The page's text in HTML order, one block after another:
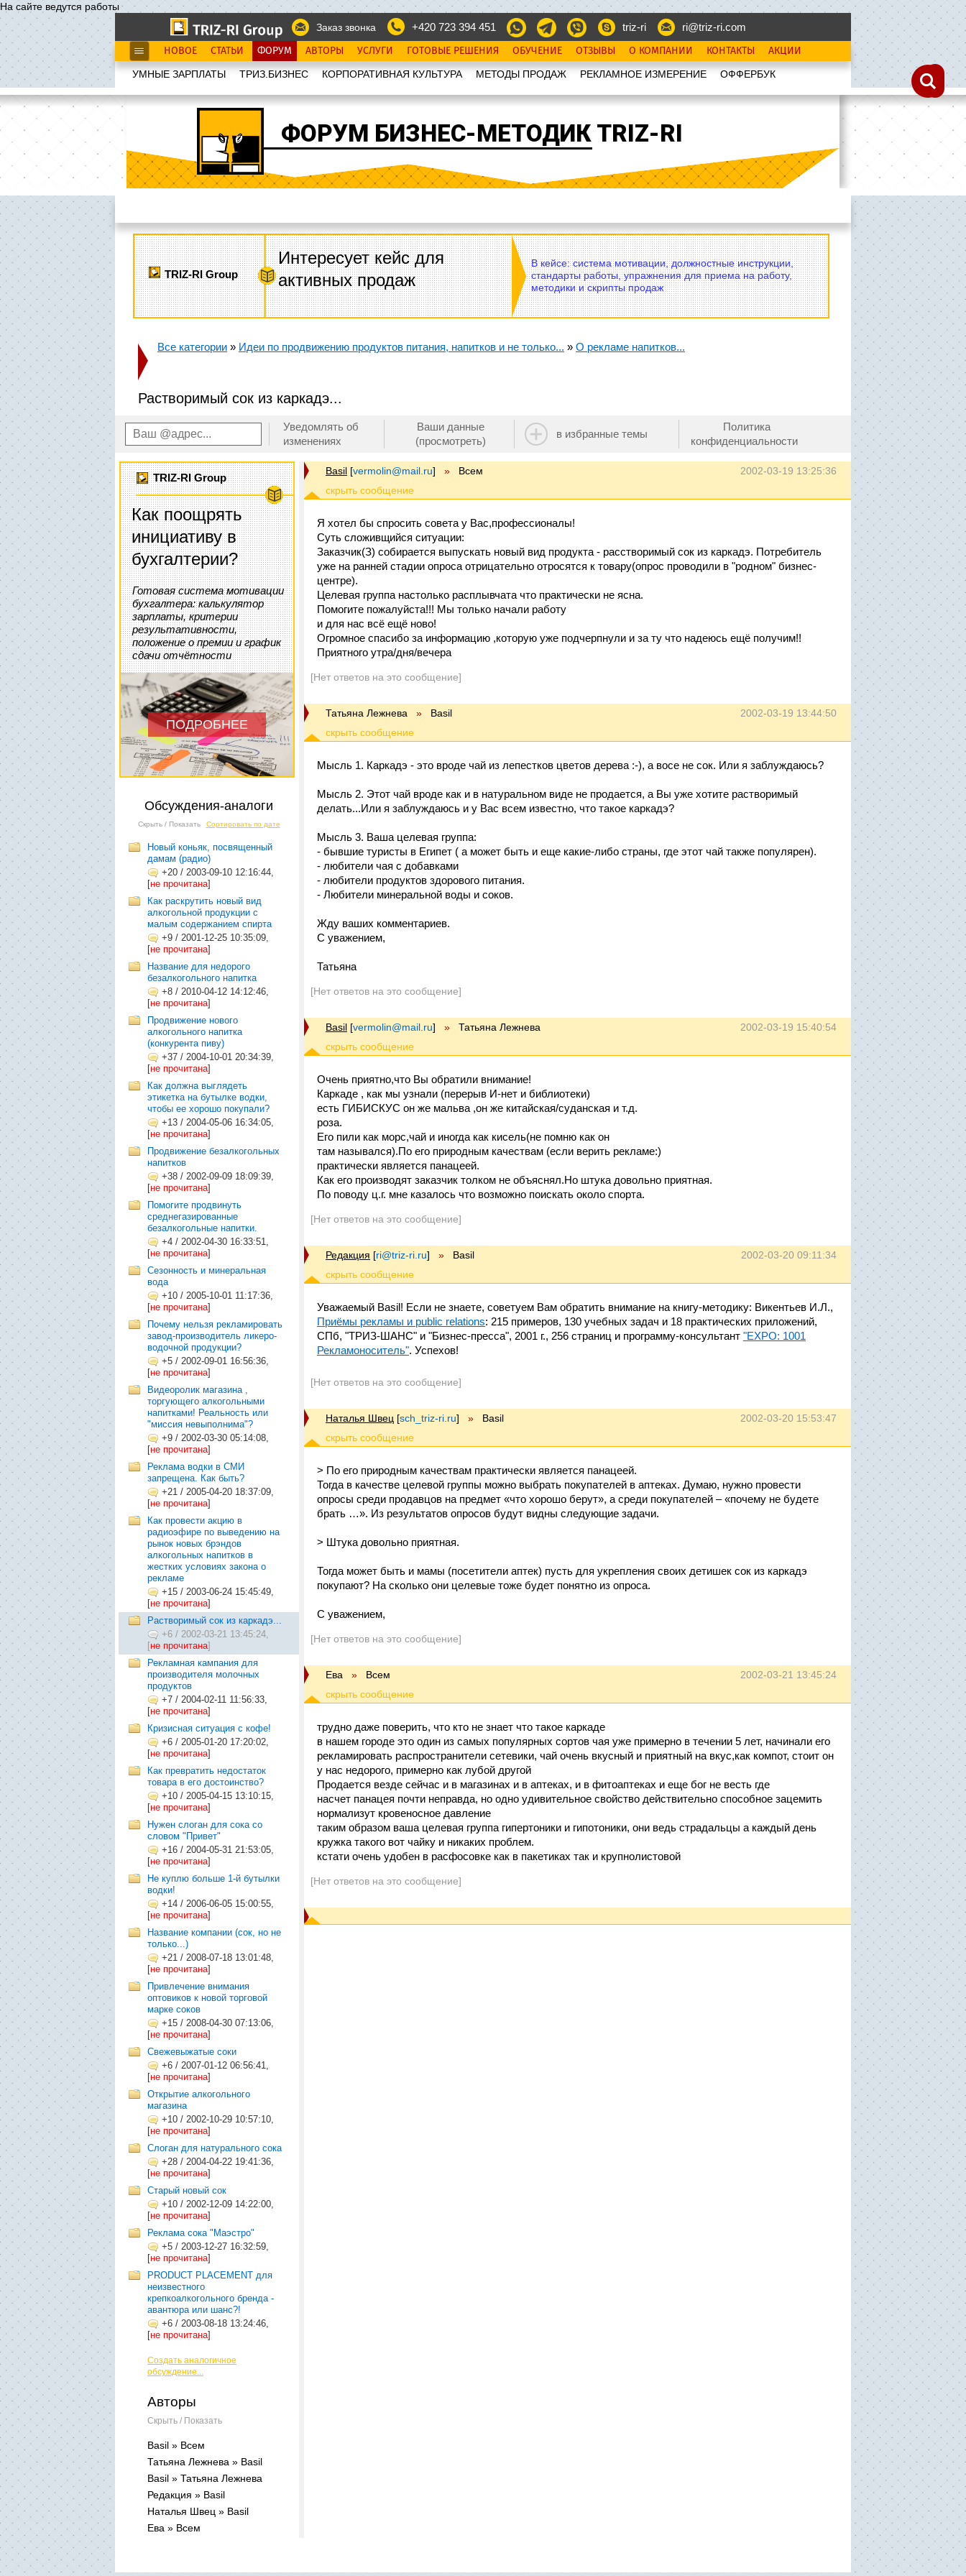
На сайте ведутся работы
Заказ звонка
+420 723 394 451 triz-ri ri@triz-ri.com
НОВОЕ СТАТЬИ ФОРУМ АВТОРЫ УСЛУГИ ГОТОВЫЕ РЕШЕНИЯ ОБУЧЕНИЕ ОТЗЫВЫ О КОМПАНИИ КОНТАКТЫ АКЦИИ
УМНЫЕ ЗАРПЛАТЫ ТРИЗ.БИЗНЕС КОРПОРАТИВНАЯ КУЛЬТУРА МЕТОДЫ ПРОДАЖ РЕКЛАМНОЕ ИЗМЕРЕНИЕ OФФЕРБУК
ФОРУМ БИЗНЕС-МЕТОДИК TRIZ-RI
TRIZ-RI Group
Интересует кейс для
активных продаж
В кейсе: система мотивации, должностные инструкции,
стандарты работы, упражнения для приема на работу,
методики и скрипты продаж
Все категории » Идеи по продвижению продуктов питания, напитков и не только... » О рекламе напитков...
Растворимый сок из каркадэ...
Уведомлять об
изменениях
Ваши данные
(просмотреть)
в избранные темы
Политика
конфиденциальности
TRIZ-RI Group
Как поощрять
инициативу в
бухгалтерии?
Готовая система мотивации
бухгалтера: калькулятор
зарплаты, критерии
результативности,
положение о премии и график
сдачи отчётности
ПОДРОБНЕЕ
Обсуждения-аналоги
Скрыть / Показать Сортировать по дате
Новый коньяк, посвященный
дамам (радио)
+20 / 2003-09-10 12:16:44,
[не прочитана]
Как раскрутить новый вид
алкогольной продукции с
малым содержанием спирта
+9 / 2001-12-25 10:35:09,
[не прочитана]
Название для недорого
безалкогольного напитка
+8 / 2010-04-12 14:12:46,
[не прочитана]
Продвижение нового
алкогольного напитка
(конкурента пиву)
+37 / 2004-10-01 20:34:39,
[не прочитана]
Как должна выглядеть
этикетка на бутылке водки,
чтобы ее хорошо покупали?
+13 / 2004-05-06 16:34:05,
[не прочитана]
Продвижение безалкогольных
напитков
+38 / 2002-09-09 18:09:39,
[не прочитана]
Помогите продвинуть
среднегазированные
безалкогольные напитки.
+4 / 2002-04-30 16:33:51,
[не прочитана]
Сезонность и минеральная
вода
+10 / 2005-10-01 11:17:36,
[не прочитана]
Почему нельзя рекламировать
завод-производитель ликеро-
водочной продукции?
+5 / 2002-09-01 16:56:36,
[не прочитана]
Видеоролик магазина ,
торгующего алкогольными
напитками! Реальность или
"миссия невыполнима"?
+9 / 2002-03-30 05:14:08,
[не прочитана]
Реклама водки в СМИ
запрещена. Как быть?
+21 / 2005-04-20 18:37:09,
[не прочитана]
Как провести акцию в
радиоэфире по выведению на
рынок новых брэндов
алкогольных напитков в
жестких условиях закона о
рекламе
+15 / 2003-06-24 15:45:49,
[не прочитана]
Растворимый сок из каркадэ...
+6 / 2002-03-21 13:45:24,
[не прочитана]
Рекламная кампания для
производителя молочных
продуктов
+7 / 2004-02-11 11:56:33,
[не прочитана]
Кризисная ситуация с кофе!
+6 / 2005-01-20 17:20:02,
[не прочитана]
Как превратить недостаток
товара в его достоинство?
+10 / 2005-04-15 13:10:15,
[не прочитана]
Нужен слоган для сока со
словом "Привет"
+16 / 2004-05-31 21:53:05,
[не прочитана]
Не куплю больше 1-й бутылки
водки!
+14 / 2006-06-05 15:00:55,
[не прочитана]
Название компании (сок, но не
только...)
+21 / 2008-07-18 13:01:48,
[не прочитана]
Привлечение внимания
оптовиков к новой торговой
марке соков
+15 / 2008-04-30 07:13:06,
[не прочитана]
Свежевыжатые соки
+6 / 2007-01-12 06:56:41,
[не прочитана]
Открытие алкогольного
магазина
+10 / 2002-10-29 10:57:10,
[не прочитана]
Слоган для натурального сока
+28 / 2004-04-22 19:41:36,
[не прочитана]
Старый новый сок
+10 / 2002-12-09 14:22:00,
[не прочитана]
Реклама сока "Маэстро"
+5 / 2003-12-27 16:32:59,
[не прочитана]
PRODUCT PLACEMENT для
неизвестного
крепкоалкогольного бренда -
авантюра или шанс?!
+6 / 2003-08-18 13:24:46,
[не прочитана]
Создать аналогичное
обсуждение...
Авторы
Скрыть / Показать
Basil » Всем
Татьяна Лежнева » Basil
Basil » Татьяна Лежнева
Редакция » Basil
Наталья Швец » Basil
Ева » Всем
2002-03-19 13:25:36
Basil [vermolin@mail.ru] » Всем
Я хотел бы спросить совета у Вас,профессионалы!
Суть сложивщийся ситуации:
Заказчик(З) собирается выпускать новый вид продукта - расстворимый сок из каркадэ. Потребитель
уже на ранней стадии опроса отрицательно отросятся к товару(опрос проводили в "родном" бизнес-
центре).
Целевая группа настолько расплывчата что практически не ясна.
Помогите пожалуйста!!! Мы только начали работу
и для нас всё ещё ново!
Огромное спасибо за информацию ,которую уже подчерпнули и за ту что надеюсь ещё получим!!
Приятного утра/дня/вечера
[Нет ответов на это сообщение]
2002-03-19 13:44:50
Татьяна Лежнева » Basil
Мысль 1. Каркадэ - это вроде чай из лепестков цветов дерева :-), а восе не сок. Или я заблуждаюсь?
Мысль 2. Этот чай вроде как и в натуральном виде не продается, а Вы уже хотите растворимый
делать...Или я заблуждаюсь и у Вас всем известно, что такое каркадэ?
Мысль 3. Ваша целевая группа:
- бывшие туристы в Египет ( а может быть и еще какие-либо страны, где этот чай также популярен).
- любители чая с добавками
- любители продуктов здорового питания.
- Любители минеральной воды и соков.
Жду ваших комментариев.
С уважением,
Татьяна
[Нет ответов на это сообщение]
2002-03-19 15:40:54
Basil [vermolin@mail.ru] » Татьяна Лежнева
Очень приятно,что Вы обратили внимание!
Каркаде , как мы узнали (перерыв И-нет и библиотеки)
есть ГИБИСКУС он же мальва ,он же китайская/суданская и т.д.
роза.
Его пили как морс,чай и иногда как кисель(не помню как он
там назывался).По его природным качествам (если верить рекламе:)
практически является панацеей.
Как его производят заказчик толком не объяснял.Но штука довольно приятная.
По поводу ц.г. мне казалось что возможно поискать около спорта.
[Нет ответов на это сообщение]
2002-03-20 09:11:34
Редакция [ri@triz-ri.ru] » Basil
Уважаемый Basil! Если не знаете, советуем Вам обратить внимание на книгу-методику: Викентьев И.Л.,
Приёмы рекламы и public relations: 215 примеров, 130 учебных задач и 18 практических приложений,
СПб, "ТРИЗ-ШАНС" и "Бизнес-пресса", 2001 г., 256 страниц и программу-консультант "EXPO: 1001
Рекламоноситель". Успехов!
[Нет ответов на это сообщение]
2002-03-20 15:53:47
Наталья Швец [sch_triz-ri.ru] » Basil
> По его природным качествам практически является панацеей.
Тогда в качестве целевой группы можно выбрать покупателей в аптеках. Думаю, нужно провести
опросы среди продавцов на предмет «что хорошо берут», а среди покупателей – «почему не будете
брать …». Из результатов опросов будут видны следующие задачи.
> Штука довольно приятная.
Тогда может быть и мамы (посетители аптек) пусть для укрепления своих детишек сок из каркадэ
покупают? На сколько они целевые тоже будет понятно из опроса.
С уважением,
[Нет ответов на это сообщение]
2002-03-21 13:45:24
Ева » Всем
трудно даже поверить, что кто не знает что такое каркаде
в нашем городе это один из самых популярных сортов чая уже примерно в течении 5 лет, начинали его
рекламировать распространители сетевики, чай очень вкусный и приятный на вкус,как компот, стоит он
у нас недорого, примерно как лубой другой
Продается везде сейчас и в магазинах и в аптеках, и в фитоаптеках и еще бог не весть где
насчет панацея почти неправда, но одно удивительное свойство действительно способное зацемить
нормализут кровеносное давление
таким образом ваша целевая группа гипертоники и гипотоники, они ведь страдальцы а каждый день
кружка такого вот чайку и никаких проблем.
кстати очень удобен в расфосовке как в пакетиках так и крупнолистовой
[Нет ответов на это сообщение]